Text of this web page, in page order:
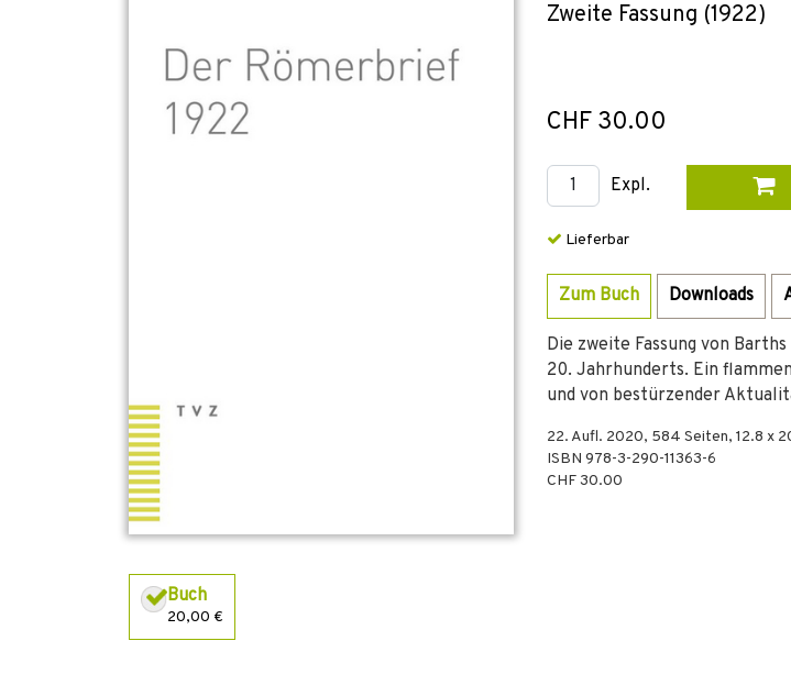
Buch
20,00 €
Zweite Fassung (1922)
CHF 30.00
Expl.
Lieferbar
Zum Buch Downloads
Die zweite Fassung von
20. Jahrhunderts. Ein
und von bestürzender
22. Aufl. 2020, 584 Seiten, 12.8 x
ISBN 978-3-290-11363-6
CHF 30.00